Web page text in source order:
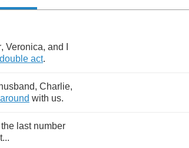
, Veronica, and
double act.
husband, Charlie,
around with us.
the last number
...